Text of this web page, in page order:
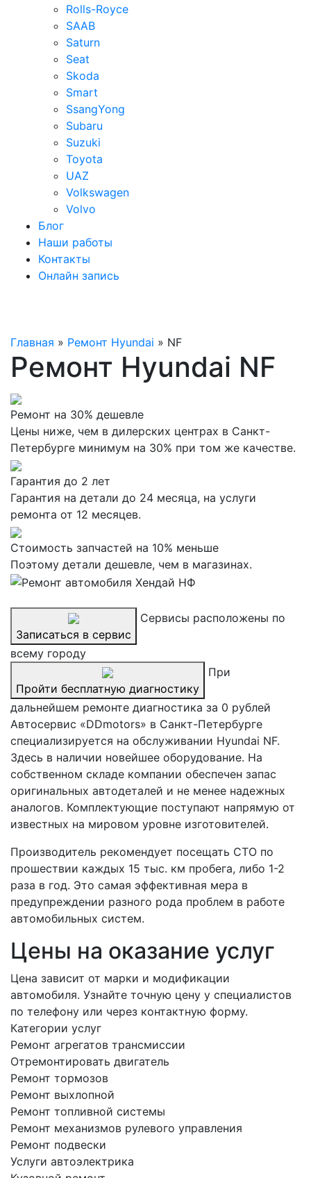
Rolls-Royce
SAAB
Saturn
Seat
Skoda
Smart
SsangYong
Subaru
Suzuki
Toyota
UAZ
Volkswagen
Volvo
Блог
Наши работы
Контакты
Онлайн запись
Главная » Ремонт Hyundai » NF
Ремонт Hyundai NF
Ремонт на 30% дешевле
Цены ниже, чем в дилерских центрах в Санкт-
Петербурге минимум на 30% при том же качестве.
Гарантия до 2 лет
Гарантия на детали до 24 месяца, на услуги
ремонта от 12 месяцев.
Стоимость запчастей на 10% меньше
Поэтому детали дешевле, чем в магазинах.
Записаться в сервис
Сервисы расположены по
всему городу
Пройти бесплатную диагностику
При
дальнейшем ремонте диагностика за 0 рублей
Автосервис «DDmotors» в Санкт-Петербурге
специализируется на обслуживании Hyundai NF.
Здесь в наличии новейшее оборудование. На
собственном складе компании обеспечен запас
оригинальных автодеталей и не менее надежных
аналогов. Комплектующие поступают напрямую от
известных на мировом уровне изготовителей.
Производитель рекомендует посещать СТО по
прошествии каждых 15 тыс. км пробега, либо 1-2
раза в год. Это самая эффективная мера в
предупреждении разного рода проблем в работе
автомобильных систем.
Цены на оказание услуг
Цена зависит от марки и модификации
автомобиля. Узнайте точную цену у специалистов
по телефону или через контактную форму.
Категории услуг
Ремонт агрегатов трансмиссии
Отремонтировать двигатель
Ремонт тормозов
Ремонт выхлопной
Ремонт топливной системы
Ремонт механизмов рулевого управления
Ремонт подвески
Услуги автоэлектрика